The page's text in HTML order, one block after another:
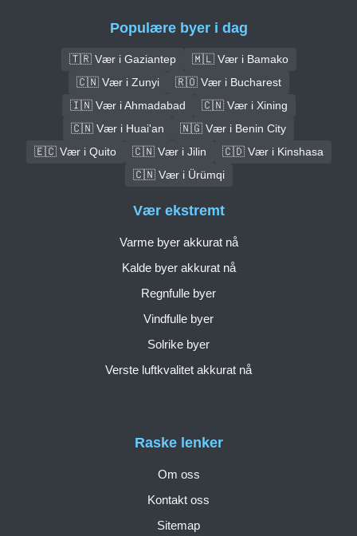
Populære byer i dag
🇹🇷 Vær i Gaziantep
🇲🇱 Vær i Bamako
🇨🇳 Vær i Zunyi
🇷🇴 Vær i Bucharest
🇮🇳 Vær i Ahmadabad
🇨🇳 Vær i Xining
🇨🇳 Vær i Huai'an
🇳🇬 Vær i Benin City
🇪🇨 Vær i Quito
🇨🇳 Vær i Jilin
🇨🇩 Vær i Kinshasa
🇨🇳 Vær i Ürümqi
Raske lenker
Om oss
Kontakt oss
Sitemap
Vær ekstremt
Varme byer akkurat nå
Kalde byer akkurat nå
Regnfulle byer
Vindfulle byer
Solrike byer
Verste luftkvalitet akkurat nå